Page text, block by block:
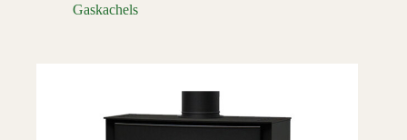
Gaskachels